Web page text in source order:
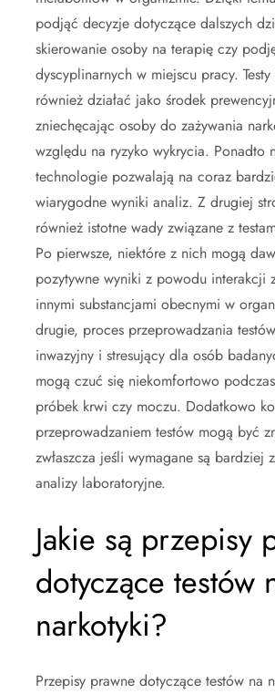
podjąć decyzje dotyczące dalszych
skierowanie osoby na terapię czy
dyscyplinarnych w miejscu pracy.
również działać jako środek
zniechęcając osoby do zażywania
względu na ryzyko wykrycia. Ponadto
technologie pozwalają na coraz
wiarygodne wyniki analiz. Z drugiej
również istotne wady związane z
Po pierwsze, niektóre z nich mogą
pozytywne wyniki z powodu interakcji
innymi substancjami obecnymi w
drugie, proces przeprowadzania
inwazyjny i stresujący dla osób
mogą czuć się niekomfortowo
próbek krwi czy moczu. Dodatkowo
przeprowadzaniem testów mogą być
zwłaszcza jeśli wymagane są bardziej
analizy laboratoryjne.
Jakie są przepisy
dotyczące testów
narkotyki?
Przepisy prawne dotyczące testów na